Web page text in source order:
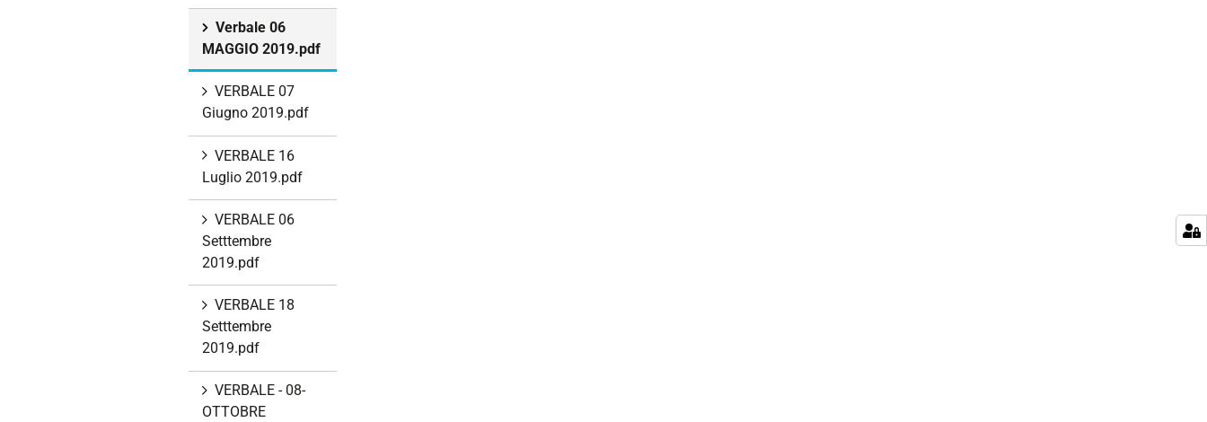
Verbale 06
MAGGIO 2019.pdf
VERBALE 07
Giugno 2019.pdf
VERBALE 16
Luglio 2019.pdf
VERBALE 06
Setttembre
2019.pdf
VERBALE 18
Setttembre
2019.pdf
VERBALE - 08-
OTTOBRE